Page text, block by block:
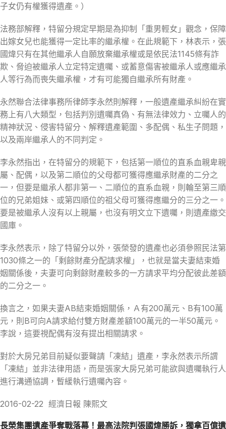
子女仍有權獲得遺產。）
法務部解釋，特留分規定早期是為抑制「重男輕女」觀念，保障
出嫁女兒也能獲得一定比率的繼承權。在此規範下，林表示，張
國煒只有在其他繼承人自願放棄繼承權或是依民法1145條有詐
欺、脅迫被繼承人立定特定遺囑、或蓄意傷害被繼承人或應繼承
人等行為而喪失繼承權，才有可能獨自繼承所有財產。
永然聯合法律事務所律師李永然則解釋，一般遺產繼承糾紛在實
務上有八大類型，包括判別遺囑真偽、有無法律效力、立囑人的
精神狀況、侵害特留分、解釋遺產範圍、多配偶、私生子問題，
以及兩岸繼承人的不同判定。
李永然指出，在特留分的規範下，包括第一順位的直系血親卑親
屬、配偶，以及第二順位的父母都可獲得應繼承財產的二分之
一，但要是繼承人都非第一、二順位的直系血親，則輪至第三順
位的兄弟姐妹、或第四順位的祖父母可獲得應繼分的三分之一。
要是被繼承人沒有以上親屬，也沒有明文立下遺囑，則遺產繳交
國庫。
李永然表示，除了特留分以外，張榮發的遺產也必須參照民法第
1030條之一的「剩餘財產分配請求權」，也就是當夫妻結束婚
姻關係後，夫妻可向剩餘財產較多的一方請求平均分配彼此差額
的二分之一。
換言之，如果夫妻AB結束婚姻關係，Ａ有200萬元、B有100萬
元，則B可向A請求給付雙方財產差額100萬元的一半50萬元。
李說，這要視配偶有沒有提出相關請求。
對於大房兄弟目前疑似要聲請「凍結」遺產，李永然表示所謂
「凍結」並非法律用語，而是張家大房兄弟可能欲與遺囑執行人
進行溝通協調，暫緩執行遺囑內容。
2016-02-22 經濟日報 陳熙文
長榮集團遺產爭奪戰落幕！最高法院判張國煒勝訴，獨拿百億遺